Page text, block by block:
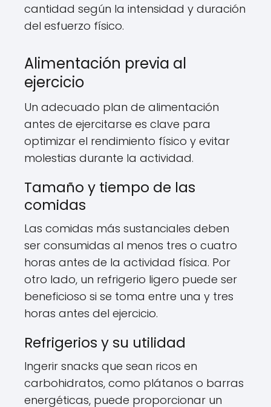
cantidad según la intensidad y duración
del esfuerzo físico.
Alimentación previa al
ejercicio
Un adecuado plan de alimentación
antes de ejercitarse es clave para
optimizar el rendimiento físico y evitar
molestias durante la actividad.
Tamaño y tiempo de las
comidas
Las comidas más sustanciales deben
ser consumidas al menos tres o cuatro
horas antes de la actividad física. Por
otro lado, un refrigerio ligero puede ser
beneficioso si se toma entre una y tres
horas antes del ejercicio.
Refrigerios y su utilidad
Ingerir snacks que sean ricos en
carbohidratos, como plátanos o barras
energéticas, puede proporcionar un